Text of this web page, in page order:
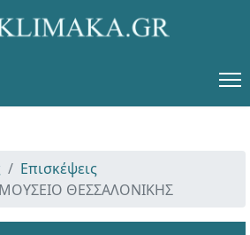
Επισκέψεις
ΘΕΣΣΑΛΟΝΙΚΗΣ